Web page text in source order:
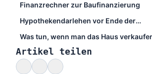
Finanzrechner zur Baufinanzierung
Hypothekendarlehen vor Ende der
Was tun, wenn man das Haus
muss, noch während die
läuft?
Artikel teilen